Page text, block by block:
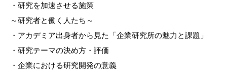
・研究を加速させる施策
～研究者と働く人たち～
・アカデミア出身者から見た「企業研究所の魅力と課題」
・研究テーマの決め方・評価
・企業における研究開発の意義